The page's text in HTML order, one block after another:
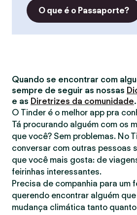
O que é o Passaporte?
Quando se encontrar com
sempre de seguir as nossas
e as Diretrizes da comunidade.
O Tinder é o melhor app pra
Tá procurando alguém com os
que você? Sem problemas. No
conversar com outras pessoas
que você mais gosta: de
feirinhas interessantes.
Precisa de companhia para um
querendo encontrar alguém
mudança climática tanto